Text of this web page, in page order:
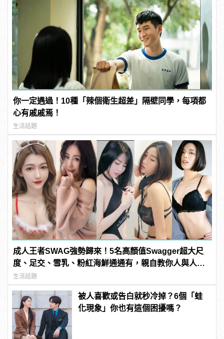
你一定遇過！10種「辣個衛生超差」隔壁同學，每項都
心有戚戚焉！
生活話題
成人王者SWAG強勢歸來！5名高顏值Swagger超大尺
度、足交、雪乳、粉紅海鮮通通有，親自教你人與人的
連結！ | manfashion這樣變型男
生活話題
被人喜歡或告白就秒冷掉？6個「蛙
化現象」你也有這個困擾嗎？